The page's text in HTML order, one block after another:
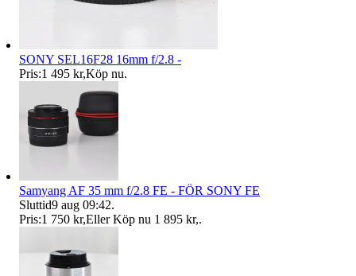
SONY SEL16F28 16mm f/2.8 -
Pris:1 495 kr,Köp nu.
Samyang AF 35 mm f/2.8 FE - FÖR SONY FE
Sluttid9 aug 09:42.
Pris:1 750 kr,Eller Köp nu 1 895 kr,.